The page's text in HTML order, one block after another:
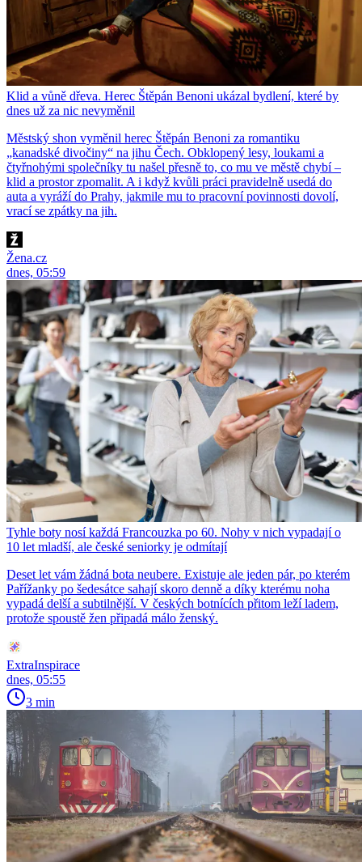
Klid a vůně dřeva. Herec Štěpán Benoni ukázal bydlení, které by
dnes už za nic nevyměnil
Městský shon vyměnil herec Štěpán Benoni za romantiku
„kanadské divočiny“ na jihu Čech. Obklopený lesy, loukami a
čtyřnohými společníky tu našel přesně to, co mu ve městě chybí –
klid a prostor zpomalit. A i když kvůli práci pravidelně usedá do
auta a vyráží do Prahy, jakmile mu to pracovní povinnosti dovolí,
vrací se zpátky na jih.
Žena.cz
dnes, 05:59
Tyhle boty nosí každá Francouzka po 60. Nohy v nich vypadají o
10 let mladší, ale české seniorky je odmítají
Deset let vám žádná bota neubere. Existuje ale jeden pár, po kterém
Pařížanky po šedesátce sahají skoro denně a díky kterému noha
vypadá delší a subtilnější. V českých botnících přitom leží ladem,
protože spoustě žen připadá málo ženský.
ExtraInspirace
dnes, 05:55
3 min